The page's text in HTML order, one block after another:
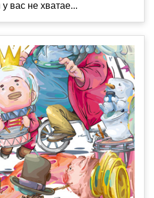
вас не хватае...